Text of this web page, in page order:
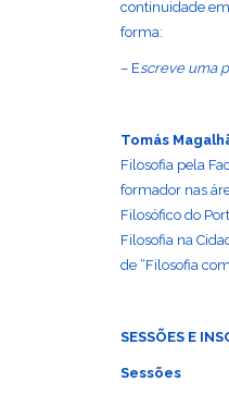
continuidade em
forma:
– Escreve uma
Tomás
Filosofia pela
formador nas
Filosófico do
Filosofia na
de “Filosofia
SESSÕES E
Sessões